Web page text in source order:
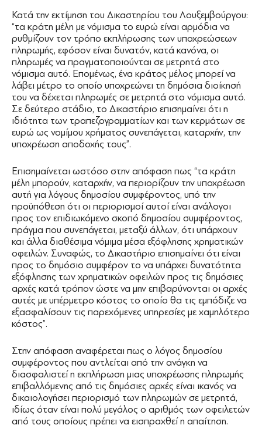
Κατά την εκτίμηση του Δικαστηρίου του Λουξεμβούργου:
“τα κράτη μέλη με νόμισμα το ευρώ είναι αρμόδια να
ρυθμίζουν τον τρόπο εκπλήρωσης των υποχρεώσεων
πληρωμής, εφόσον είναι δυνατόν, κατά κανόνα, οι
πληρωμές να πραγματοποιούνται σε μετρητά στο
νόμισμα αυτό. Επομένως, ένα κράτος μέλος μπορεί να
λάβει μέτρο το οποίο υποχρεώνει τη δημόσια διοίκησή
του να δέχεται πληρωμές σε μετρητά στο νόμισμα αυτό.
Σε δεύτερο στάδιο, το Δικαστήριο επισημαίνει ότι η
ιδιότητα των τραπεζογραμματίων και των κερμάτων σε
ευρώ ως νομίμου χρήματος συνεπάγεται, καταρχήν, την
υποχρέωση αποδοχής τους”.
Επισημαίνεται ωστόσο στην απόφαση πως “τα κράτη
μέλη μπορούν, καταρχήν, να περιορίζουν την υποχρέωση
αυτή για λόγους δημοσίου συμφέροντος, υπό την
προϋπόθεση ότι οι περιορισμοί αυτοί είναι ανάλογοι
προς τον επιδιωκόμενο σκοπό δημοσίου συμφέροντος,
πράγμα που συνεπάγεται, μεταξύ άλλων, ότι υπάρχουν
και άλλα διαθέσιμα νόμιμα μέσα εξόφλησης χρηματικών
οφειλών. Συναφώς, το Δικαστήριο επισημαίνει ότι είναι
προς το δημόσιο συμφέρον το να υπάρχει δυνατότητα
εξόφλησης των χρηματικών οφειλών προς τις δημόσιες
αρχές κατά τρόπον ώστε να μην επιβαρύνονται οι αρχές
αυτές με υπέρμετρο κόστος το οποίο θα τις εμπόδιζε να
εξασφαλίσουν τις παρεχόμενες υπηρεσίες με χαμηλότερο
κόστος”.
Στην απόφαση αναφέρεται πως ο λόγος δημοσίου
συμφέροντος που αντλείται από την ανάγκη να
διασφαλιστεί η εκπλήρωση μιας υποχρέωσης πληρωμής
επιβαλλόμενης από τις δημόσιες αρχές είναι ικανός να
δικαιολογήσει περιορισμό των πληρωμών σε μετρητά,
ιδίως όταν είναι πολύ μεγάλος ο αριθμός των οφειλετών
από τους οποίους πρέπει να εισπραχθεί η απαίτηση.